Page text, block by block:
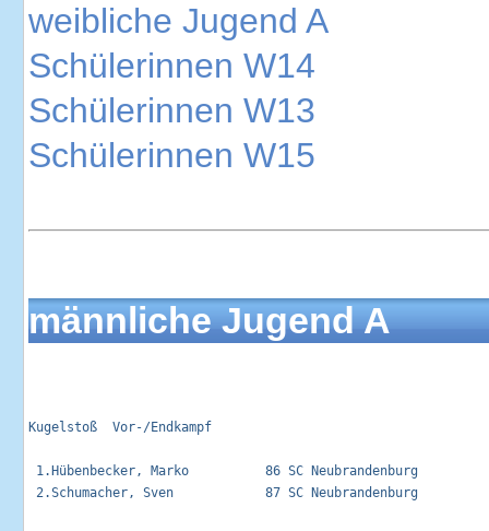
weibliche Jugend A
Schülerinnen W14
Schülerinnen W13
Schülerinnen W15
männliche Jugend A
Kugelstoß  Vor-/Endkampf
1.Hübenbecker, Marko          86 SC Neubrandenburg
2.Schumacher, Sven            87 SC Neubrandenburg